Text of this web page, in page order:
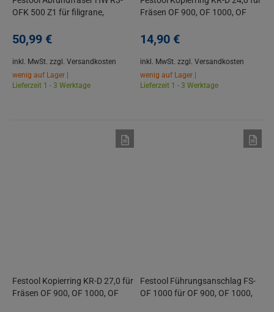
OFK 500 Z1 für filigrane,
50,99 €
inkl. MwSt. zzgl. Versandkosten
wenig auf Lager |
Lieferzeit 1 - 3 Werktage
Fräsen OF 900, OF 1000, OF
14,90 €
inkl. MwSt. zzgl. Versandkosten
wenig auf Lager |
Lieferzeit 1 - 3 Werktage
Festool Kopierring KR-D 27,0 für
Fräsen OF 900, OF 1000, OF
Festool Führungsanschlag FS-
OF 1000 für OF 900, OF 1000,